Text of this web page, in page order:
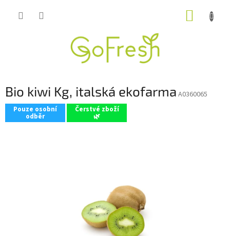
Bio kiwi Kg, italská ekofarma A0360065
Pouze osobní
odběr
Čerstvé zboží
🌿